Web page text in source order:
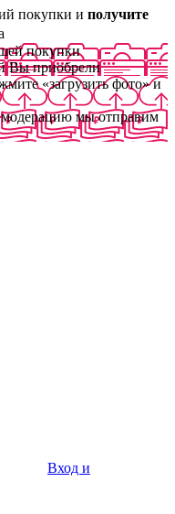
покупки и получите
покупки
Вы приобрели
«загрузить фото» и
модерацию мы отправим
Вход и